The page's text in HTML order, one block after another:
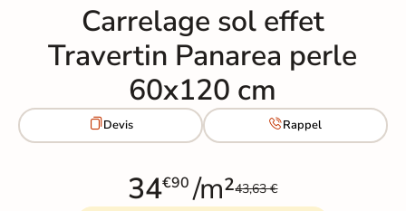
Carrelage sol effet
Travertin Panarea perle
60x120 cm
Devis Rappel
34€90 /m²43,63 €